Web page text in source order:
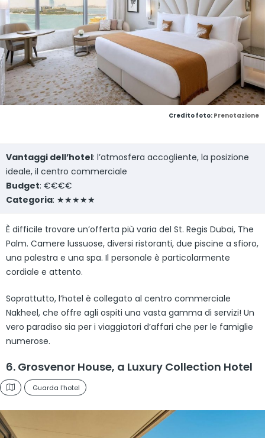
Credito foto: Prenotazione
Vantaggi dell’hotel: l’atmosfera accogliente, la posizione
ideale, il centro commerciale
Budget: €€€€
Categoria: ★★★★★
È difficile trovare un’offerta più varia del St. Regis Dubai, The
Palm. Camere lussuose, diversi ristoranti, due piscine a sfioro,
una palestra e una spa. Il personale è particolarmente
cordiale e attento.
Soprattutto, l’hotel è collegato al centro commerciale
Nakheel, che offre agli ospiti una vasta gamma di servizi! Un
vero paradiso sia per i viaggiatori d’affari che per le famiglie
numerose.
6. Grosvenor House, a Luxury Collection Hotel
Guarda l'hotel